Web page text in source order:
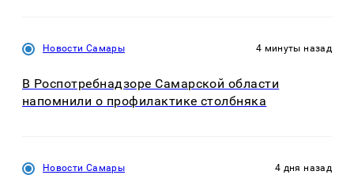
Новости Самары 4 минуты назад
В Роспотребнадзоре Самарской области
напомнили о профилактике столбняка
Новости Самары 4 дня назад